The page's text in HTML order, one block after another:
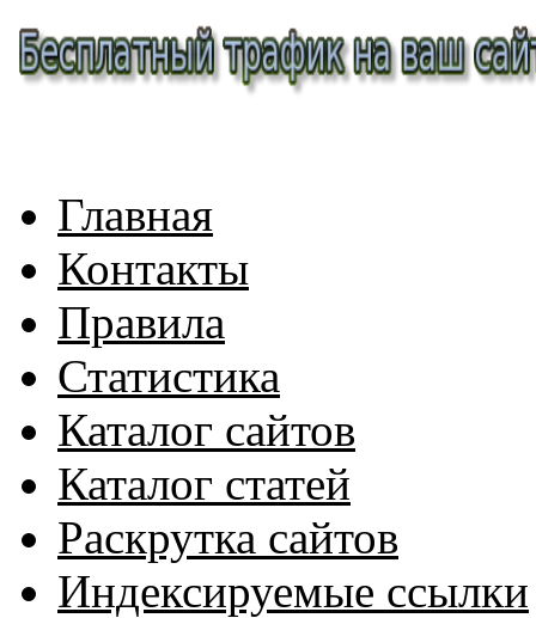
Главная
Контакты
Правила
Статистика
Каталог сайтов
Каталог статей
Раскрутка сайтов
Индексируемые ссылки